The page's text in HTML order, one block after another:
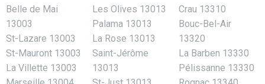
Belle de Mai
13003
St-Lazare 13003
St-Mauront 13003
La Villette 13003
Les Olives 13013
Palama 13013
La Rose 13013
Saint-Jérôme
13013
Crau 13310
Bouc-Bel-Air
13320
La Barben 13330
Pélissanne 13330